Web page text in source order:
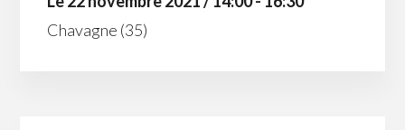
Chavagne (35)